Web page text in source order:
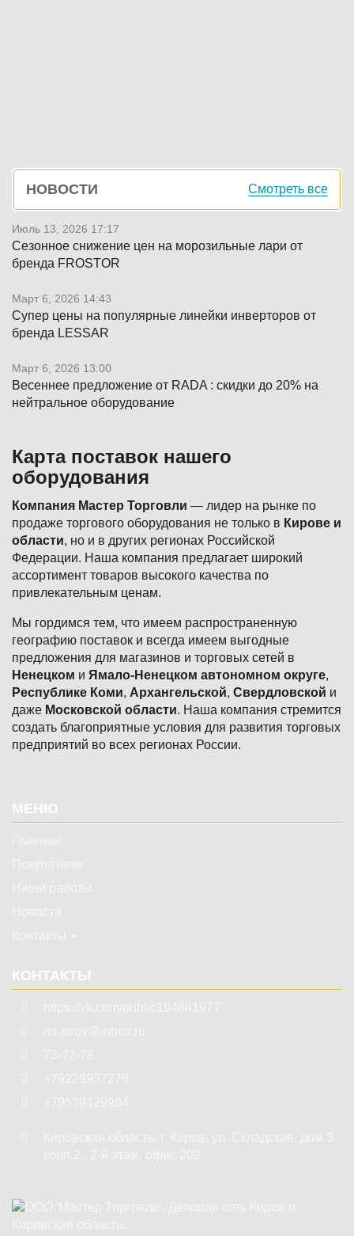
Боковая
панель
НОВОСТИ Смотреть все
Июль 13, 2026 17:17
Сезонное снижение цен на морозильные лари от
бренда FROSTOR
Март 6, 2026 14:43
Супер цены на популярные линейки инверторов от
бренда LESSAR
Март 6, 2026 13:00
Весеннее предложение от RADA : скидки до 20% на
нейтральное оборудование
Карта поставок нашего
оборудования
Компания Мастер Торговли — лидер на рынке по
продаже торгового оборудования не только в Кирове и
области, но и в других регионах Российской
Федерации. Наша компания предлагает широкий
ассортимент товаров высокого качества по
привлекательным ценам.
Мы гордимся тем, что имеем распространенную
географию поставок и всегда имеем выгодные
предложения для магазинов и торговых сетей в
Ненецком и Ямало-Ненецком автономном округе,
Республике Коми, Архангельской, Свердловской и
даже Московской области. Наша компания стремится
создать благоприятные условия для развития торговых
предприятий во всех регионах России.
МЕНЮ
КОНТАКТЫ